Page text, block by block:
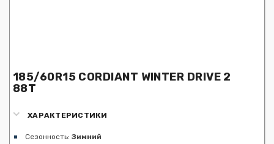
185/60R15 CORDIANT WINTER DRIVE 2
88T
ХАРАКТЕРИСТИКИ
Сезонность: Зимний